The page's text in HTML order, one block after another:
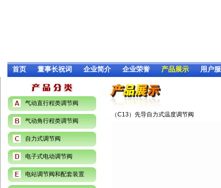
首页 董事长祝词 企业简介 企业荣誉 产品展示 用户
气动直行程类调节阀
气动角行程类调节阀
自力式调节阀
电子式电动调节阀
电站调节阀和配套装置
（C13）先导自力式温度调节阀